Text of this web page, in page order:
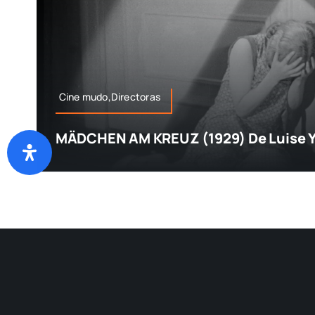
Cine mudo,Directoras
MÄDCHEN AM KREUZ (1929) De Luise